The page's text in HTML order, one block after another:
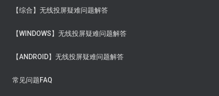
【综合】无线投屏疑难问题解答
【WINDOWS】无线投屏疑难问题解答
【ANDROID】无线投屏疑难问题解答
常见问题FAQ